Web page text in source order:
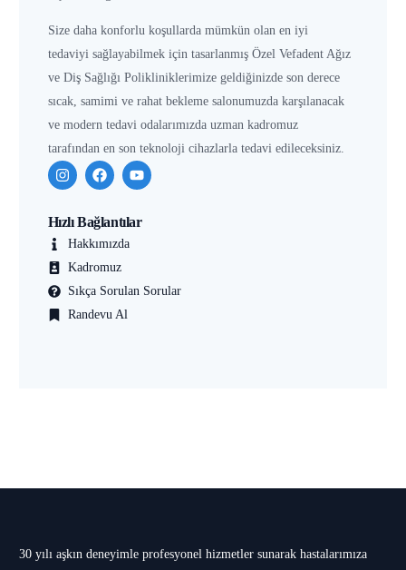
Size daha konforlu koşullarda mümkün olan en iyi
tedaviyi sağlayabilmek için tasarlanmış Özel Vefadent Ağız
ve Diş Sağlığı Polikliniklerimize geldiğinizde son derece
sıcak, samimi ve rahat bekleme salonumuzda karşılanacak
ve modern tedavi odalarımızda uzman kadromuz
tarafından en son teknoloji cihazlarla tedavi edileceksiniz.
Hızlı Bağlantılar
Hakkımızda
Kadromuz
Sıkça Sorulan Sorular
Randevu Al
30 yılı aşkın deneyimle profesyonel hizmetler sunarak hastalarımıza